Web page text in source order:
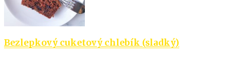
Bezlepkový cuketový chlebík (sladký)